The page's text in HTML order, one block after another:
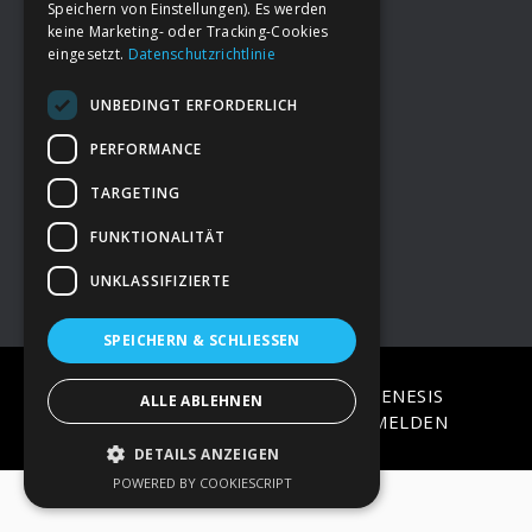
FooterDeine Spende
→ Impressum
→Kontakt zum PAO Team
COPYRIGHT © 2026 · ON
GENESIS
FRAMEWORK·WORDPRESS·ANMELDEN
Speichern von Einstellungen). Es werden
keine Marketing- oder Tracking-Cookies
eingesetzt. Datenschutzrichtlinie
UNBEDINGT ERFORDERLICH
PERFORMANCE
TARGETING
FUNKTIONALITÄT
UNKLASSIFIZIERTE
SPEICHERN & SCHLIESSEN
ALLE ABLEHNEN
DETAILS ANZEIGEN
POWERED BY COOKIESCRIPT